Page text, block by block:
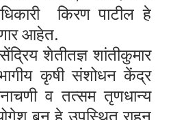
किरण पाटीलहे
आहेत.
शेतीतज्ञ शांतीकुमार
कृषी संशोधन केंद्र
व तत्सम तृणधान्य